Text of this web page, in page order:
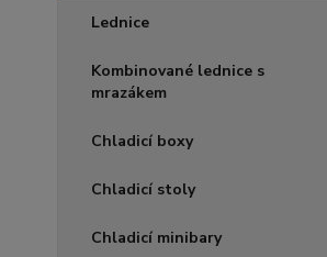
Lednice
Kombinované lednice s
mrazákem
Chladicí boxy
Chladicí stoly
Chladicí minibary